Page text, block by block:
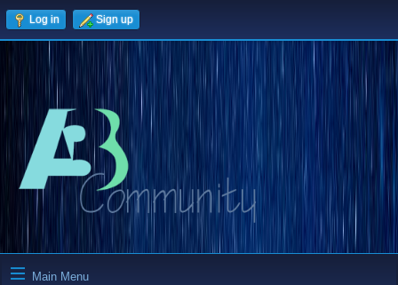
Log in Sign up
Main Menu